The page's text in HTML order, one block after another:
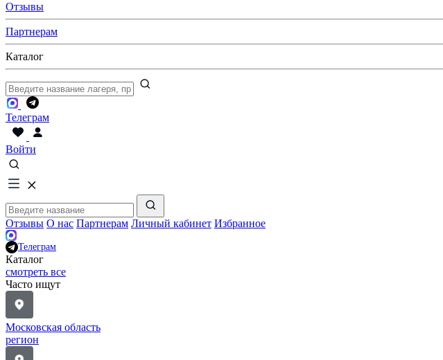
Отзывы
Партнерам
Каталог
Телеграм
Войти
Отзывы О нас Партнерам Личный кабинет Избранное
Телеграм
Каталог
смотреть все
Часто ищут
Московская область
регион